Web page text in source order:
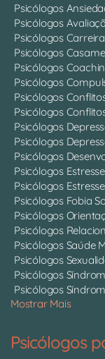
Psicólogos
Psicólogos
Psicólogos Carreira
Psicólogos
Psicólogos
Psicólogos
Psicólogos
Psicólogos
Psicólogos
Psicólogos
Psicólogos
Psicólogos Estresse
Psicólogos
Psicólogos Fobia
Psicólogos
Psicólogos
Psicólogos Saúde
Psicólogos
Psicólogos
Psicólogos
Mostrar Mais
Psicólogos